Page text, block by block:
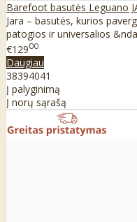
Barefoot basutės Leguano
Jara – basutės, kurios
patogios ir universalios
€12900
Daugiau
38394041
Į palyginimą
Į norų sąrašą